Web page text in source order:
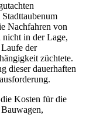
Nachfahren von
nicht in der Lage,
der
züchtete.
dieser dauerhaften
Kosten für die